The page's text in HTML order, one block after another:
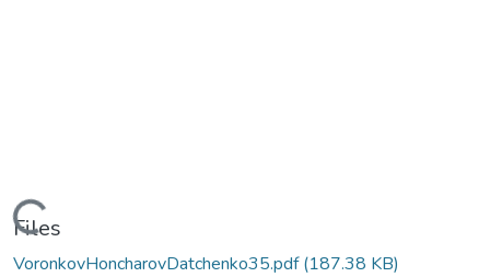
Loading...
Files
VoronkovHoncharovDatchenko35.pdf(187.38 KB)